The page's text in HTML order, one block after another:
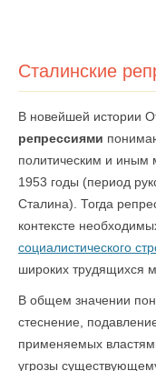
Сталинские
В новейшей истории
репрессиями
политическим и
1953 годы (период
Сталина). Тогда
контексте
социалистического
широких трудящихся
В общем значении
стеснение,
применяемых
угрозы